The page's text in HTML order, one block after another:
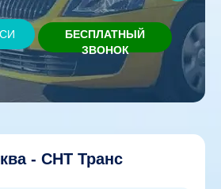
БЕСПЛАТНЫЙ
ЗВОНОК
- СНТ Транс